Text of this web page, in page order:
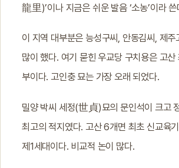
龍里)’이나 지금은 쉬운 발음 ‘소농’이라
이 지역 대부분은 능성구씨, 안동김씨, 제
많이 했다. 여기 묻힌 우교당 구치용은 고
부이다. 고인충 묘는 가장 오래 되었다.
밀양 박씨 세정(世貞)묘의 문인석이 크고
최고의 적지였다. 고산 6개면 최초 신교육
제1세대이다. 비교적 논이 많다.